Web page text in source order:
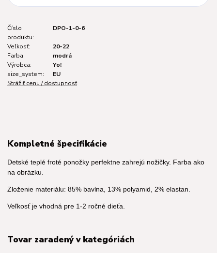
Číslo
produktu:
DPO-1-0-6
Veľkosť:
20-22
Farba:
modrá
Výrobca:
Yo!
size_system:
EU
Strážiť cenu / dostupnosť
Kompletné špecifikácie
Detské teplé froté ponožky perfektne zahrejú nožičky. Farba ako
na obrázku.
Zloženie materiálu: 85% bavlna, 13% polyamid, 2% elastan.
Veľkosť je vhodná pre 1-2 ročné dieťa.
Tovar zaradený v kategóriách